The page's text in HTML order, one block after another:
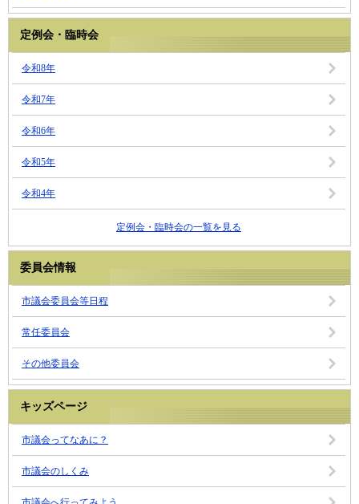
定例会・臨時会
令和8年
令和7年
令和6年
令和5年
令和4年
定例会・臨時会の一覧を見る
委員会情報
市議会委員会等日程
常任委員会
その他委員会
キッズページ
市議会ってなあに？
市議会のしくみ